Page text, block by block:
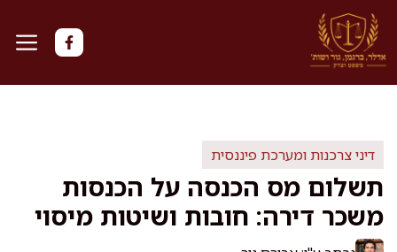
לדלג
לתוכן
דיני צרכנות ומערכת פיננסית
תשלום מס הכנסה על הכנסות
משכר דירה: חובות ושיטות מיסוי